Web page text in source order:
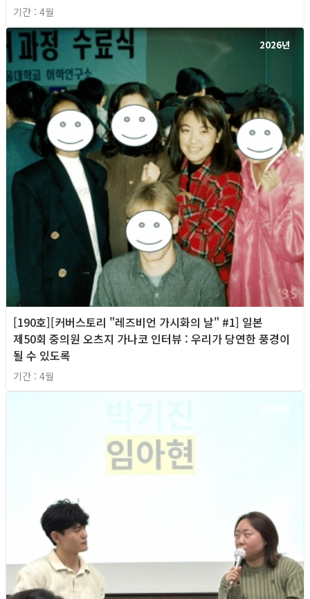
기간 : 4월
2026년
[190호][커버스토리 "레즈비언 가시화의 날" #1] 일본
제50회 중의원 오츠지 가나코 인터뷰 : 우리가 당연한 풍경이
될 수 있도록
기간 : 4월